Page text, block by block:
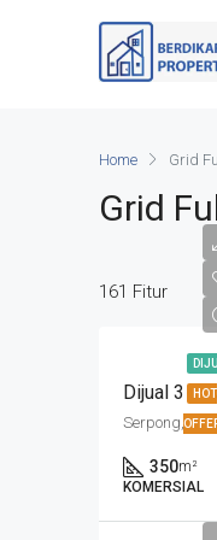
Home Grid
Grid
161 Fitur
HOT
350m²
KOMERSIAL